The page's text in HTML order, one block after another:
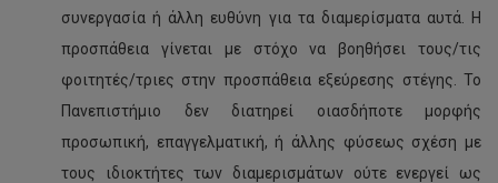
συνεργασία ή άλλη ευθύνη για τα διαμερίσματα αυτά. Η
προσπάθεια γίνεται με στόχο να βοηθήσει τους/τις
φοιτητές/τριες στην προσπάθεια εξεύρεσης στέγης. Το
Πανεπιστήμιο δεν διατηρεί οιασδήποτε μορφής
προσωπική, επαγγελματική, ή άλλης φύσεως σχέση με
τους ιδιοκτήτες των διαμερισμάτων ούτε ενεργεί ως